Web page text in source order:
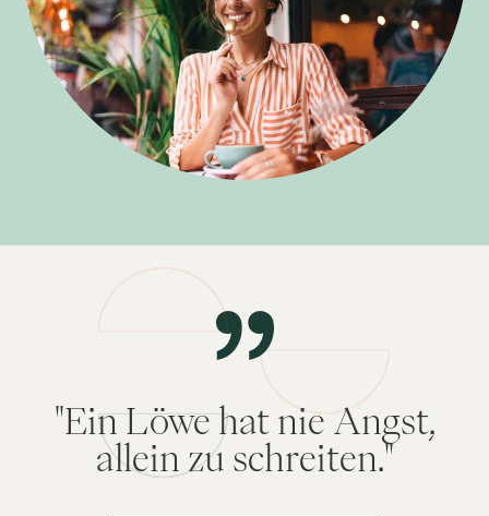
"Ein Löwe hat nie Angst,
allein zu schreiten."